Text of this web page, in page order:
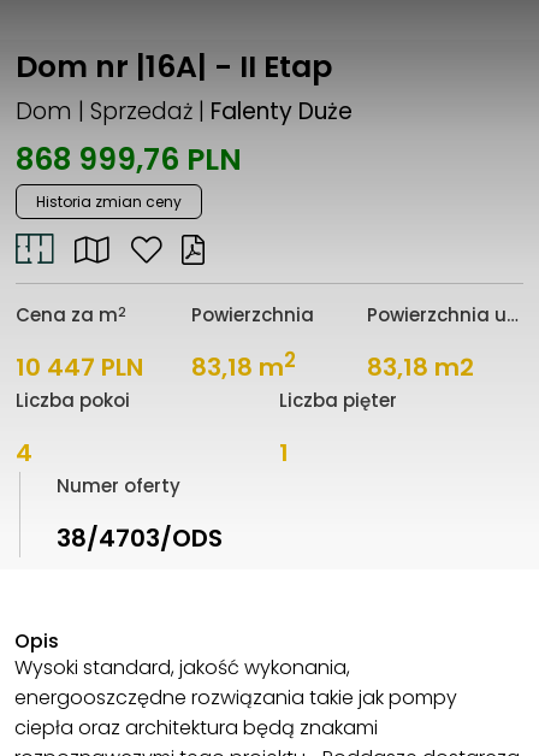
Dom nr |16A| - II Etap
Dom | Sprzedaż | Falenty Duże
868 999,76 PLN
Historia zmian ceny
Cena za m2
10 447 PLN
Powierzchnia
83,18 m2
Powierzchnia użytkowa
83,18 m2
Liczba pokoi
4
Liczba pięter
1
Numer oferty
38/4703/ODS
Opis
Wysoki standard, jakość wykonania,
energooszczędne rozwiązania takie jak pompy
ciepła oraz architektura będą znakami